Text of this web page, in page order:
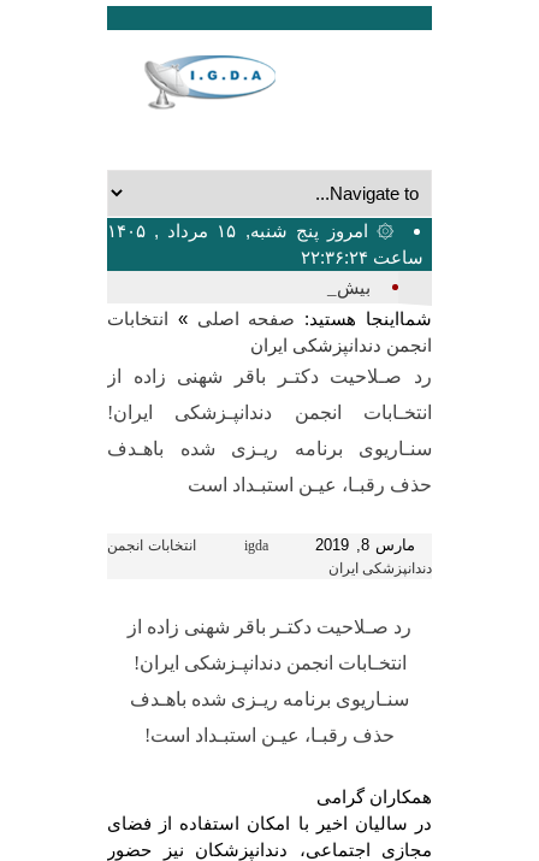
۞ امروز پنج شنبه, ۱۵ مرداد , ۱۴۰۵
ساعت ۲۲:۳۶:۲۴
بیشترین تعد_
شمااینجا هستید: صفحه اصلی »
انتخابات
انجمن دندانپزشکی ایران
رد صـلاحیت دکتـر باقر شهنی زاده از
انتخـابات انجمن دندانپـزشکی ایران!
سنـاریوی برنامه ریـزی شده باهـدف
حذف رقبـا، عیـن استبـداد است
مارس 8, 2019 igda
انتخابات انجمن
دندانپزشکی ایران
رد صـلاحیت دکتـر باقر شهنی زاده از
انتخـابات انجمن دندانپـزشکی ایران!
سنـاریوی برنامه ریـزی شده باهـدف
حذف رقبـا، عیـن استبـداد است!
همکاران گرامی
در سالیان اخیر با امکان استفاده از فضای
مجازی اجتماعی، دندانپزشکان نیز حضور